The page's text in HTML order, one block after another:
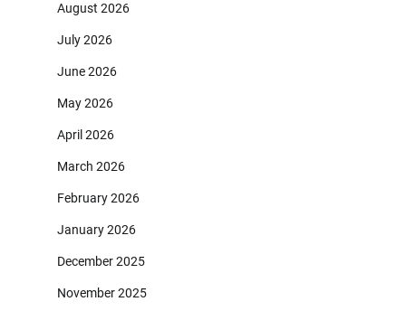
August 2026
July 2026
June 2026
May 2026
April 2026
March 2026
February 2026
January 2026
December 2025
November 2025